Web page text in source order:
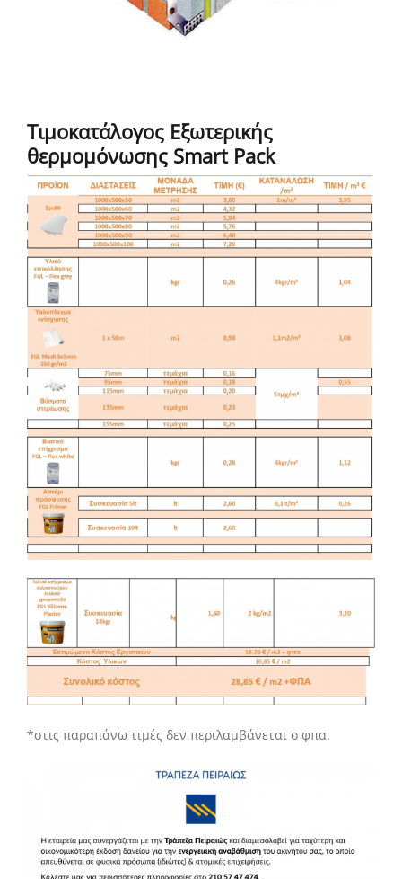
Τιμοκατάλογος Εξωτερικής
θερμομόνωσης Smart Pack
*στις παραπάνω τιμές δεν περιλαμβάνεται ο φπα.